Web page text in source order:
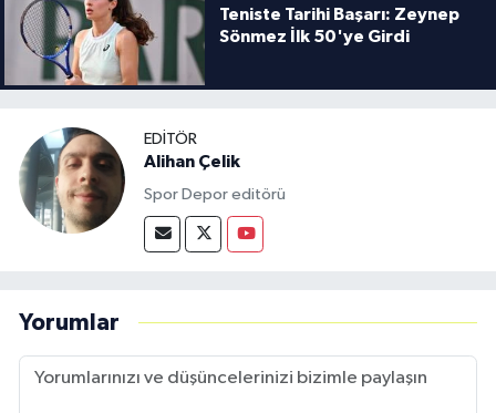
Teniste Tarihi Başarı: Zeynep
Sönmez İlk 50'ye Girdi
EDITÖR
Alihan Çelik
Spor Depor editörü
Yorumlar